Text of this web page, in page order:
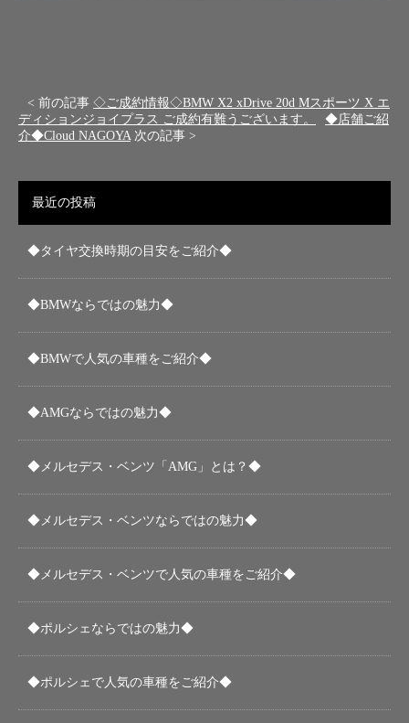
< 前の記事 ◇ご成約情報◇BMW X2 xDrive 20d Mスポーツ X エ
ディションジョイプラス ご成約有難うございます。
◆店舗ご紹
介◆Cloud NAGOYA次の記事 >
最近の投稿
◆タイヤ交換時期の目安をご紹介◆
◆BMWならではの魅力◆
◆BMWで人気の車種をご紹介◆
◆AMGならではの魅力◆
◆メルセデス・ベンツ「AMG」とは？◆
◆メルセデス・ベンツならではの魅力◆
◆メルセデス・ベンツで人気の車種をご紹介◆
◆ポルシェならではの魅力◆
◆ポルシェで人気の車種をご紹介◆